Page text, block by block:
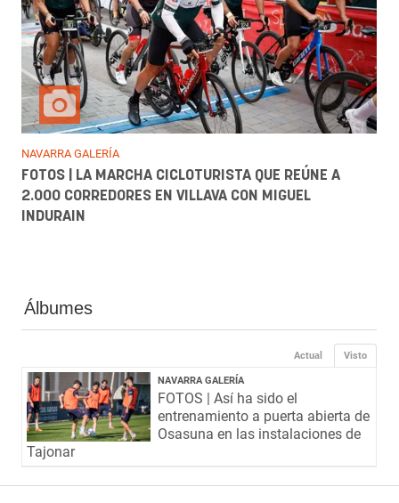
NAVARRA GALERÍA
FOTOS | LA MARCHA CICLOTURISTA QUE REÚNE A
2.000 CORREDORES EN VILLAVA CON MIGUEL
INDURAIN
Álbumes
Visto
Actual
NAVARRA GALERÍA
FOTOS | Así ha sido el
entrenamiento a puerta abierta de
Osasuna en las instalaciones de
Tajonar